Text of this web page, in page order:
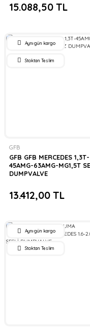
15.088,50 TL
Aynı gün kargo
Stoktan Teslim
GFB
GFB GFB MERCEDES 1,3T-
45AMG-63AMG-MG1,5T
DUMPVALVE
13.412,00 TL
Aynı gün kargo
Stoktan Teslim